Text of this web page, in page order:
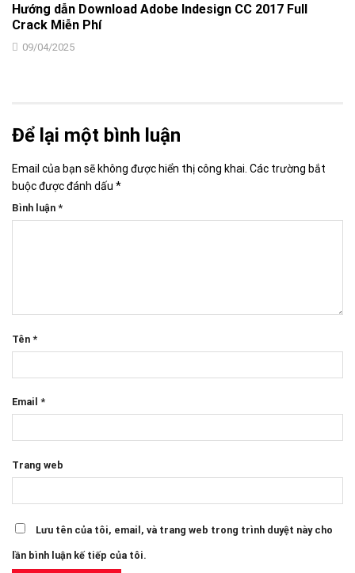
Hướng dẫn Download Adobe Indesign CC 2017 Full
Crack Miễn Phí
09/04/2025
Để lại một bình luận
Email của bạn sẽ không được hiển thị công khai. Các trường bắt
buộc được đánh dấu *
Bình luận *
Tên *
Email *
Trang web
Lưu tên của tôi, email, và trang web trong trình duyệt này cho
lần bình luận kế tiếp của tôi.